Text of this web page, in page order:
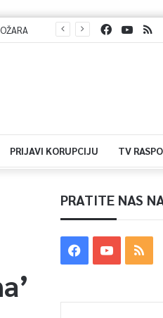
PRIJAVI KORUPCIJU TV
PRATITE NAS